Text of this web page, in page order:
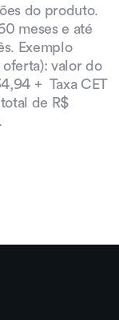
de
faço
do produto.
meses e até
Exemplo
valor do
+ Taxa CET
de R$